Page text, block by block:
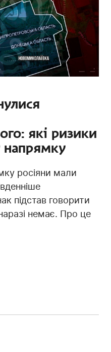
які ризики
росіяни мали
підстав говорити
немає. Про це